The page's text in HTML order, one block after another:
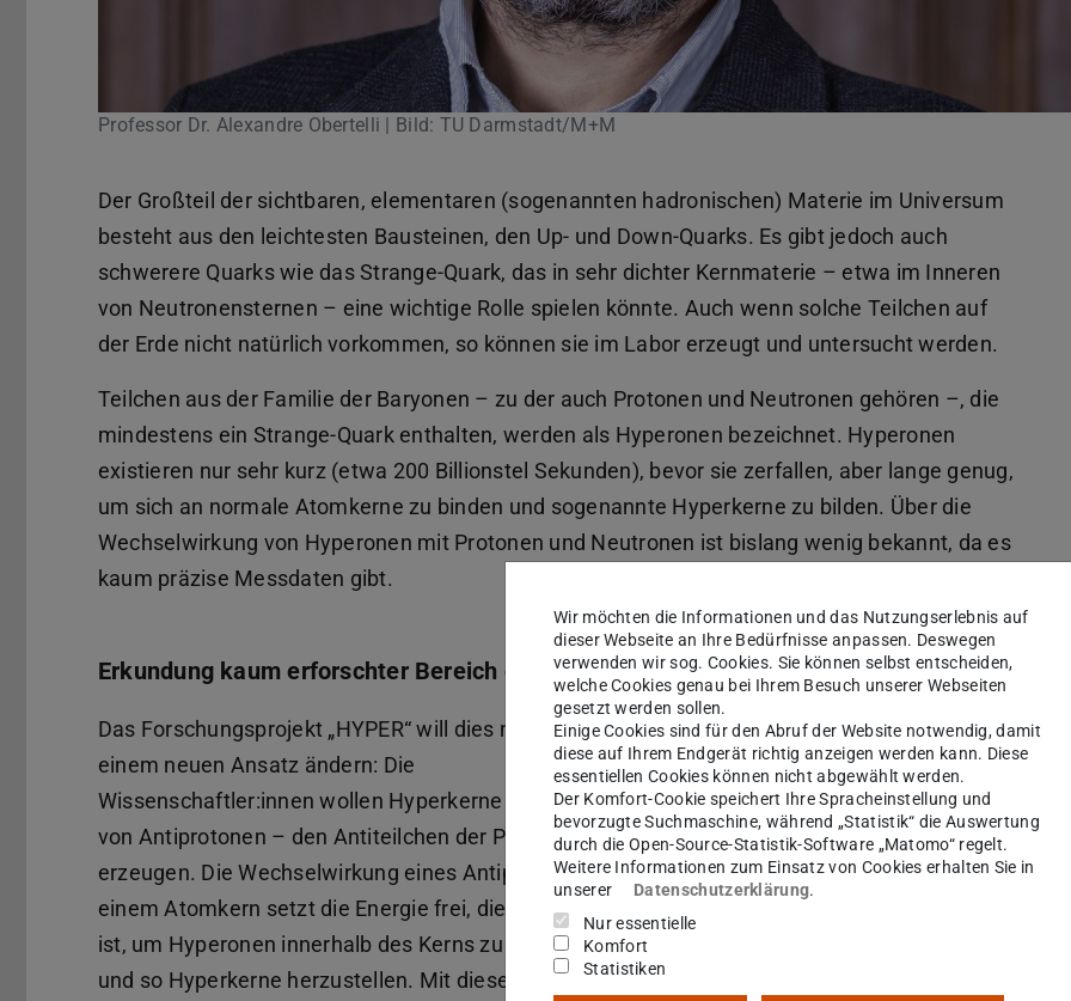
Professor Dr. Alexandre Obertelli | Bild: TU Darmstadt/M+M
Der Großteil der sichtbaren, elementaren (sogenannten hadronischen) Materie im Universum
besteht aus den leichtesten Bausteinen, den Up- und Down-Quarks. Es gibt jedoch auch
schwerere Quarks wie das Strange-Quark, das in sehr dichter Kernmaterie – etwa im Inneren
von Neutronensternen – eine wichtige Rolle spielen könnte. Auch wenn solche Teilchen auf
der Erde nicht natürlich vorkommen, so können sie im Labor erzeugt und untersucht werden.
Teilchen aus der Familie der Baryonen – zu der auch Protonen und Neutronen gehören –, die
mindestens ein Strange-Quark enthalten, werden als Hyperonen bezeichnet. Hyperonen
existieren nur sehr kurz (etwa 200 Billionstel Sekunden), bevor sie zerfallen, aber lange genug,
um sich an normale Atomkerne zu binden und sogenannte Hyperkerne zu bilden. Über die
Wechselwirkung von Hyperonen mit Protonen und Neutronen ist bislang wenig bekannt, da es
kaum präzise Messdaten gibt.
Erkundung kaum erforschter Bereich der Kernphysik
Das Forschungsprojekt „HYPER“ will dies nun mit
einem neuen Ansatz ändern: Die
Wissenschaftler:innen wollen Hyperkerne mithilfe
von Antiprotonen – den Antiteilchen der Protonen –
erzeugen. Die Wechselwirkung eines Antiprotons mit
einem Atomkern setzt die Energie frei, die notwendig
ist, um Hyperonen innerhalb des Kerns zu erzeugen
und so Hyperkerne herzustellen. Mit dieser
Wir möchten die Informationen und das Nutzungserlebnis auf
dieser Webseite an Ihre Bedürfnisse anpassen. Deswegen
verwenden wir sog. Cookies. Sie können selbst entscheiden,
welche Cookies genau bei Ihrem Besuch unserer Webseiten
gesetzt werden sollen.
Einige Cookies sind für den Abruf der Website notwendig, damit
diese auf Ihrem Endgerät richtig anzeigen werden kann. Diese
essentiellen Cookies können nicht abgewählt werden.
Der Komfort-Cookie speichert Ihre Spracheinstellung und
bevorzugte Suchmaschine, während „Statistik“ die Auswertung
durch die Open-Source-Statistik-Software „Matomo“ regelt.
Weitere Informationen zum Einsatz von Cookies erhalten Sie in
unserer
Datenschutzerklärung.
Nur essentielle
Komfort
Statistiken